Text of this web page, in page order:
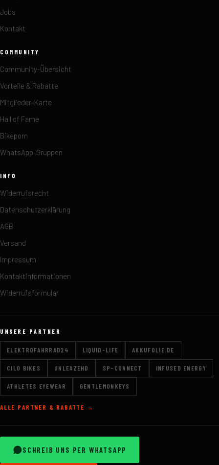
Jobs
Kontakt
COMMUNITY
Community-Übersicht
Vorteile & Rabatte
Mitglieder-Karte
Hall of Fame
Bikeporn
WhatsApp-Gruppen
INFO
Widerrufsrecht
Datenschutzerklärung
AGB
Versand
Impressum
Kontaktinformationen
Widerrufsformular
UNSERE PARTNER
ELEKTROFAHRRAD24 LIQUID-LIFE AKKUFOLIE.DE
CILO BIKES UNLEAZEHD SP-CONNECT INFUSED ENERGY
ATHLETES EYEWEAR GENTLEMONKEYS
ALLE PARTNER & RABATTE →
SCHREIB UNS PER WHATSAPP